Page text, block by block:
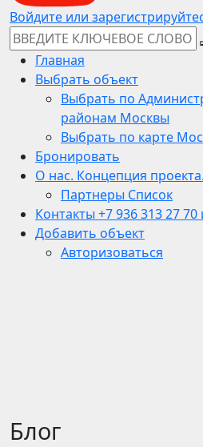
Войдите или
Главная
Выбрать объект
Выбрать по
районам Москвы
Выбрать по карте
Бронировать
О нас. Концепция проекта.
Партнеры Список
Контакты +7 936 313 27 70
Добавить объект
Авторизоваться
Блог